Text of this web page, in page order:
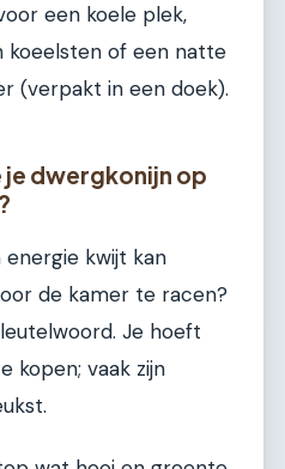
een koele plek,
koeelsten of een natte
(verpakt in een doek).
je dwergkonijn op
energie kwijt kan
de kamer te racen?
Je hoeft
kopen; vaak zijn